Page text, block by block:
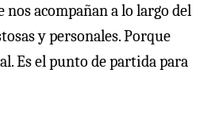
acompañan a lo largo del
y personales. Porque
Es el punto de partida para